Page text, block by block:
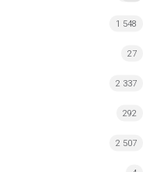
1 548
27
2 337
292
2 507